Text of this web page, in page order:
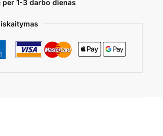
1-3 darbo dienas